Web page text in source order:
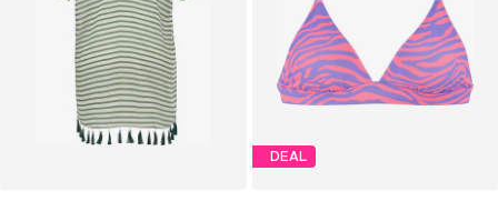
DEAL